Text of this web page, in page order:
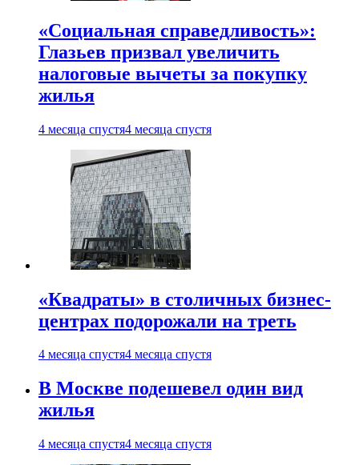
«Социальная справедливость»:
Глазьев призвал увеличить
налоговые вычеты за покупку
жилья
4 месяца спустя4 месяца спустя
«Квадраты» в столичных бизнес-
центрах подорожали на треть
4 месяца спустя4 месяца спустя
В Москве подешевел один вид
жилья
4 месяца спустя4 месяца спустя